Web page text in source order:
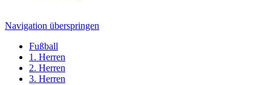
Navigation überspringen
Fußball
1. Herren
2. Herren
3. Herren